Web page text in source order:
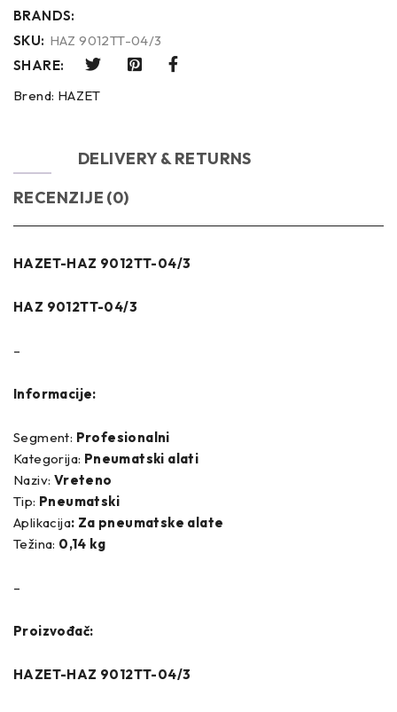
BRANDS:
SKU: HAZ 9012TT-04/3
SHARE:
Brend: HAZET
DELIVERY & RETURNS
RECENZIJE (0)
HAZET-HAZ 9012TT-04/3
HAZ 9012TT-04/3
–
Informacije:
Segment: Profesionalni
Kategorija: Pneumatski alati
Naziv: Vreteno
Tip: Pneumatski
Aplikacija: Za pneumatske alate
Težina: 0,14 kg
–
Proizvođač:
HAZET-HAZ 9012TT-04/3